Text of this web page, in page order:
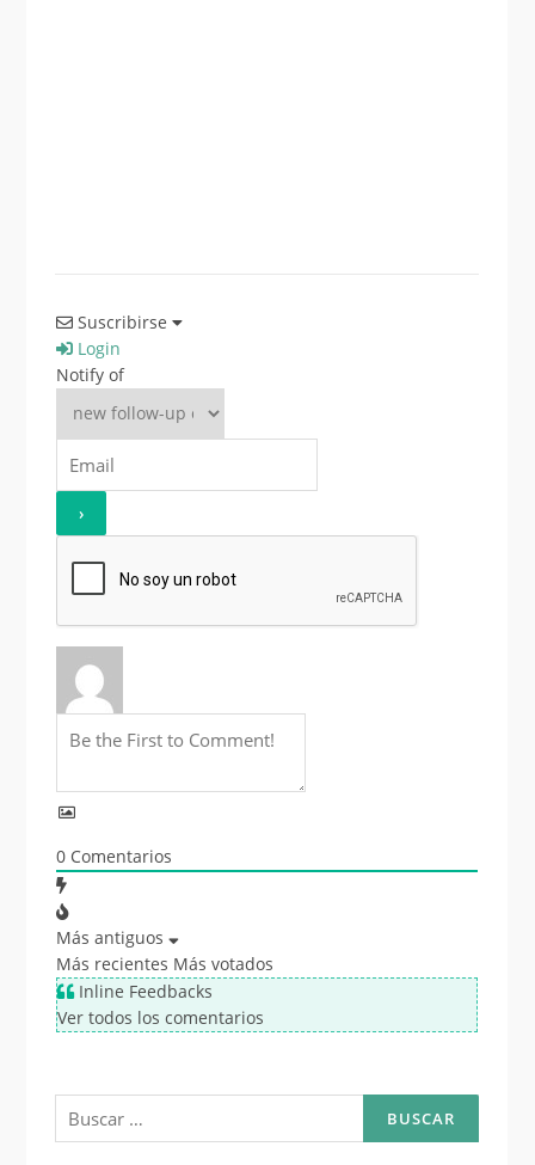
Suscribirse
Login
Notify of
0Comentarios
Más antiguos
Más recientes Más votados
Inline Feedbacks
Ver todos los comentarios
Buscar: